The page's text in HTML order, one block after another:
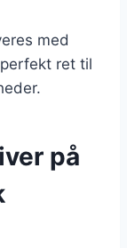
med
ret til
på